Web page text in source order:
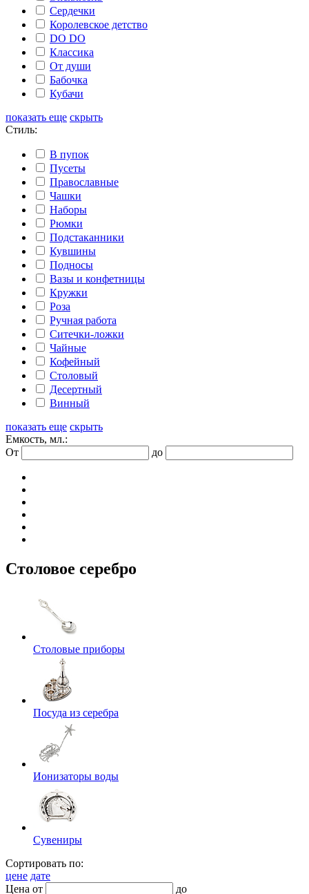
Сердечки
Королевское детство
DO DO
Классика
От души
Бабочка
Кубачи
показать еще скрыть
Стиль:
В пупок
Пусеты
Православные
Чашки
Наборы
Рюмки
Подстаканники
Кувшины
Подносы
Вазы и конфетницы
Кружки
Роза
Ручная работа
Ситечки-ложки
Чайные
Кофейный
Столовый
Десертный
Винный
показать еще скрыть
Емкость, мл.:
От
до
Столовое серебро
Столовые приборы
Посуда из серебра
Ионизаторы воды
Сувениры
Сортировать по:
цене дате
Цена от
до